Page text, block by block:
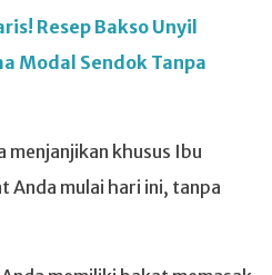
Resep Bakso Unyil
Modal Sendok Tanpa
menjanjikan khusus Ibu
Anda mulai hari ini, tanpa